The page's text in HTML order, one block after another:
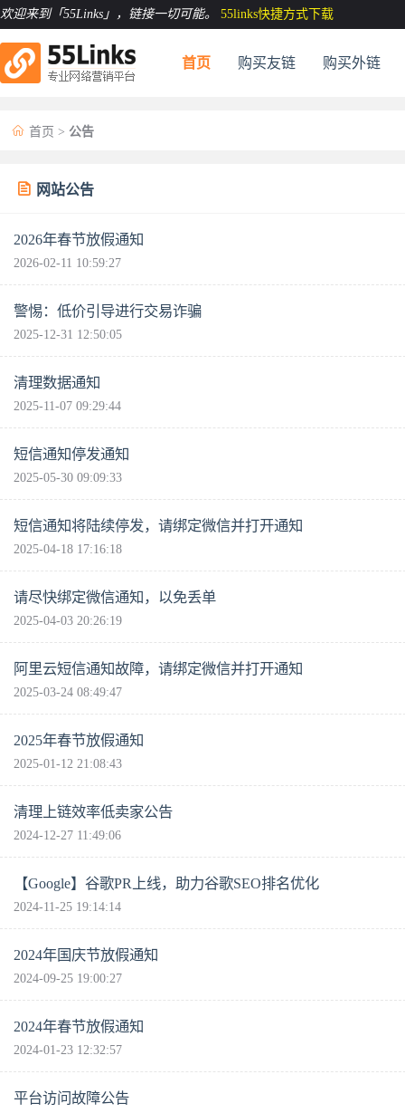
欢迎来到「55Links」 ，链接一切可能。 55links快捷方式下载
首页 购买友链 购买外链
 首页 > 公告
 网站公告
2026年春节放假通知
2026-02-11 10:59:27
警惕：低价引导进行交易诈骗
2025-12-31 12:50:05
清理数据通知
2025-11-07 09:29:44
短信通知停发通知
2025-05-30 09:09:33
短信通知将陆续停发，请绑定微信并打开通知
2025-04-18 17:16:18
请尽快绑定微信通知，以免丢单
2025-04-03 20:26:19
阿里云短信通知故障，请绑定微信并打开通知
2025-03-24 08:49:47
2025年春节放假通知
2025-01-12 21:08:43
清理上链效率低卖家公告
2024-12-27 11:49:06
【Google】谷歌PR上线，助力谷歌SEO排名优化
2024-11-25 19:14:14
2024年国庆节放假通知
2024-09-25 19:00:27
2024年春节放假通知
2024-01-23 12:32:57
平台访问故障公告